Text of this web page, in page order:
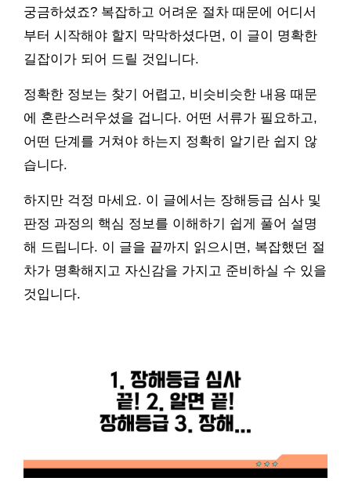
궁금하셨죠? 복잡하고 어려운 절차 때문에 어디서
부터 시작해야 할지 막막하셨다면, 이 글이 명확한
길잡이가 되어 드릴 것입니다.
정확한 정보는 찾기 어렵고, 비슷비슷한 내용 때문
에 혼란스러우셨을 겁니다. 어떤 서류가 필요하고,
어떤 단계를 거쳐야 하는지 정확히 알기란 쉽지 않
습니다.
하지만 걱정 마세요. 이 글에서는 장해등급 심사 및
판정 과정의 핵심 정보를 이해하기 쉽게 풀어 설명
해 드립니다. 이 글을 끝까지 읽으시면, 복잡했던 절
차가 명확해지고 자신감을 가지고 준비하실 수 있을
것입니다.